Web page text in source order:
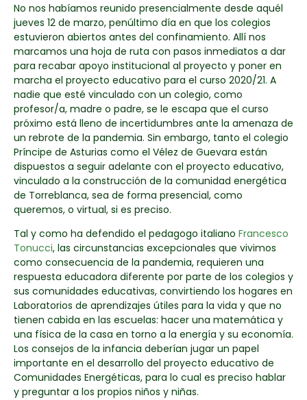
No nos habíamos reunido presencialmente desde aquél
jueves 12 de marzo, penúltimo día en que los colegios
estuvieron abiertos antes del confinamiento. Allí nos
marcamos una hoja de ruta con pasos inmediatos a dar
para recabar apoyo institucional al proyecto y poner en
marcha el proyecto educativo para el curso 2020/21. A
nadie que esté vinculado con un colegio, como
profesor/a, madre o padre, se le escapa que el curso
próximo está lleno de incertidumbres ante la amenaza de
un rebrote de la pandemia. Sin embargo, tanto el colegio
Príncipe de Asturias como el Vélez de Guevara están
dispuestos a seguir adelante con el proyecto educativo,
vinculado a la construcción de la comunidad energética
de Torreblanca, sea de forma presencial, como
queremos, o virtual, si es preciso.
Tal y como ha defendido el pedagogo italiano Francesco
Tonucci, las circunstancias excepcionales que vivimos
como consecuencia de la pandemia, requieren una
respuesta educadora diferente por parte de los colegios y
sus comunidades educativas, convirtiendo los hogares en
Laboratorios de aprendizajes útiles para la vida y que no
tienen cabida en las escuelas: hacer una matemática y
una física de la casa en torno a la energía y su economía.
Los consejos de la infancia deberían jugar un papel
importante en el desarrollo del proyecto educativo de
Comunidades Energéticas, para lo cual es preciso hablar
y preguntar a los propios niños y niñas.